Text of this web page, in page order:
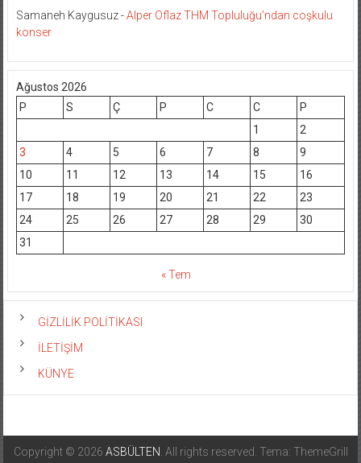
Samaneh Kaygusuz-Alper Oflaz THM Topluluğu’ndan coşkulu
konser
Ağustos 2026
P
S Ç P C C
P
1
2
3
4 5 6 7 8
9
10
11 12 13 14 15
16
17
18 19 20 21 22
23
24
25 26 27 28 29
30
31
« Tem
GİZLİLİK POLİTİKASI
İLETİŞİM
KÜNYE
Copyright © 2026 ASBÜLTEN . All rights reserved. Tema: ThemeGrill